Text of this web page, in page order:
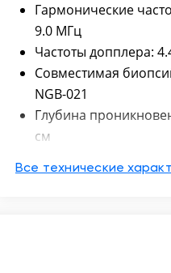
Гармонические
9.0 МГц
Частоты допплера:
Совместимая
NGB-021
Глубина
см
Радиус кривизны:
Все технические